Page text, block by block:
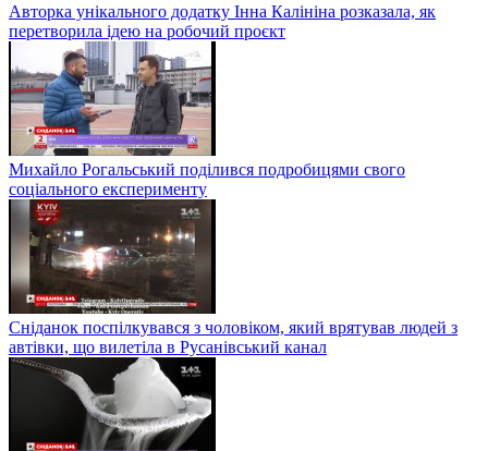
Авторка унікального додатку Інна Калініна розказала, як
перетворила ідею на робочий проєкт
Михайло Рогальський поділився подробицями свого
соціального експерименту
Сніданок поспілкувався з чоловіком, який врятував людей з
автівки, що вилетіла в Русанівський канал